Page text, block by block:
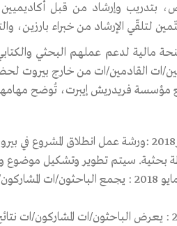
بتدريب وإرشاد من قبل
لتلقّي الإرشاد من خبراء بارزين،
مالية لدعم عملهم البحثي
ات القادمين/ات من خارج
مع مؤسسة فريدريش إيبرت، تُوضح
نهاية شباط /فبراير2018 :ورشة عمل
بحثية. سيتم تطوير وتشكيل
آذار/ مارس – أيار مايو 2018 : يجمع
حزيران/ يونيو2018 : يعرض الباحثون/ات